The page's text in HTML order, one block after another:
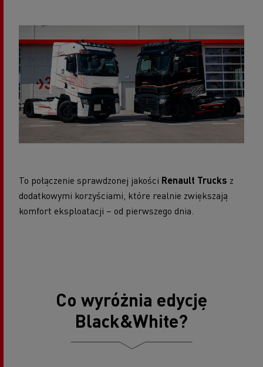
To połączenie sprawdzonej jakości Renault Trucks z
dodatkowymi korzyściami, które realnie zwiększają
komfort eksploatacji – od pierwszego dnia.
Co wyróżnia edycję
Black&White?